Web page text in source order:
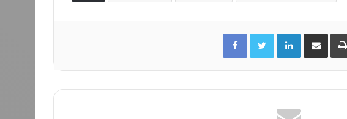
FacebookTwitter LinkedinPartager par email